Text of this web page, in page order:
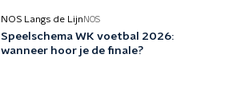
NOS Langs de Lijn NOS
Speelschema WK voetbal 2026:
wanneer hoor je de finale?